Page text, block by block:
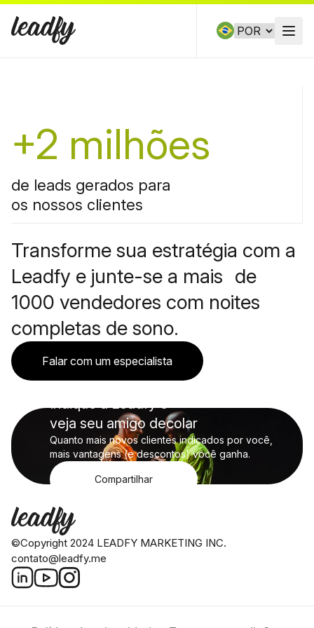
Skip to content
+2 milhões
de leads gerados para
os nossos clientes
Transforme sua estratégia com a
Leadfy e junte-se a mais de
1000 vendedores com noites
completas de sono.
Falar com um especialista
Indique a Leadfy e
veja seu amigo decolar
Quanto mais novos clientes indicados por você,
mais vantagens (e descontos) você ganha.
Compartilhar
©Copyright 2024 LEADFY MARKETING INC.
contato@leadfy.me